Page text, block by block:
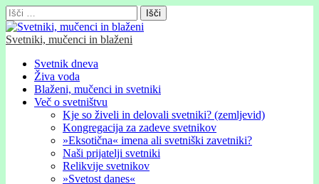
Išči:
Svetniki, mučenci in blaženi
Glavni
meni
Skip
content
Svetnik dneva
Živa voda
Blaženi, mučenci in svetniki
Več o svetništvu
Kje so živeli in delovali svetniki? (zemljevid)
Kongregacija za zadeve svetnikov
»Eksotična« imena ali svetniški zavetniki?
Naši prijatelji svetniki
Relikvije svetnikov
»Svetost danes«